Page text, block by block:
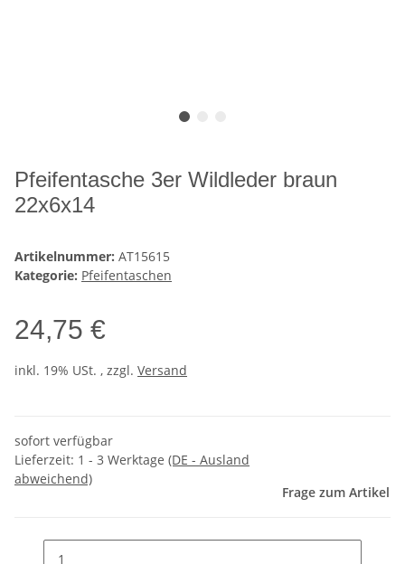
Pfeifentasche 3er Wildleder braun
22x6x14
Artikelnummer: AT15615
Kategorie: Pfeifentaschen
24,75 €
inkl. 19% USt. , zzgl. Versand
sofort verfügbar
Lieferzeit: 1 - 3 Werktage (DE - Ausland
abweichend)
Frage zum Artikel